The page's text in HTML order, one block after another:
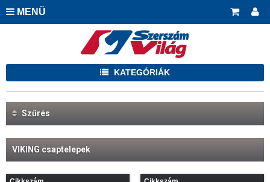
MENÜ
KATEGÓRIÁK
Szűrés
VIKING csaptelepek